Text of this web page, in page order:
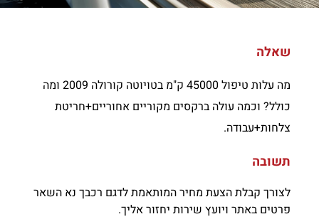
שאלה
מה עלות טיפול 45000 ק"מ בטויוטה קורולה 2009 ומה
כולל? וכמה עולה ברקסים מקוריים אחוריים+חריטת
צלחות+עבודה.
תשובה
לצורך קבלת הצעת מחיר המותאמת לדגם רכבך נא השאר
פרטים באתר ויועץ שירות יחזור אליך.